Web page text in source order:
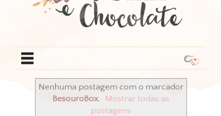
Nenhuma postagem com o marcador
BesouroBox.
Mostrar todas as
postagens